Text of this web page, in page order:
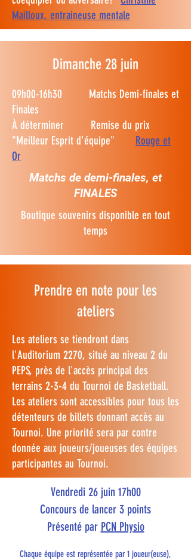
Mailloux, entraineuse mentale
Dimanche 28 juin
09h00-16h30 Matchs Demi-finales et
Finales
À déterminer Remise du prix
"Meilleur Esprit d'équipe" Rouge et
Or
Matchs de demi-finales, et
FINALES
Boutique souvenirs disponible en tout
temps
Prendre en note pour les
ateliers
Les ateliers se tiendront dans
l'Auditorium 2270, situé au niveau 2 du
PEPS, près de l'accès principal des
terrains 2-3-4 du Tournoi de Basketball.
Les ateliers sont accessibles pour tous les
détenteurs de billets donnant accès au
Tournoi. Une priorité sera par contre
donnée aux joueurs/joueuses des équipes
participantes au Tournoi.
Vendredi 26 juin 17h00
Concours de lancer 3 points
Présenté par PCN Physio
Chaque équipe est représentée par 1 joueur(euse),